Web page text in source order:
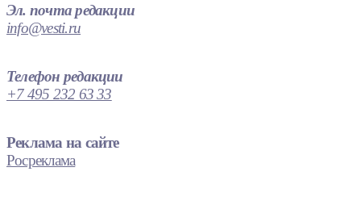
Эл. почта редакции
info@vesti.ru
Телефон редакции
+7 495 232 63 33
Реклама на сайте
Росреклама